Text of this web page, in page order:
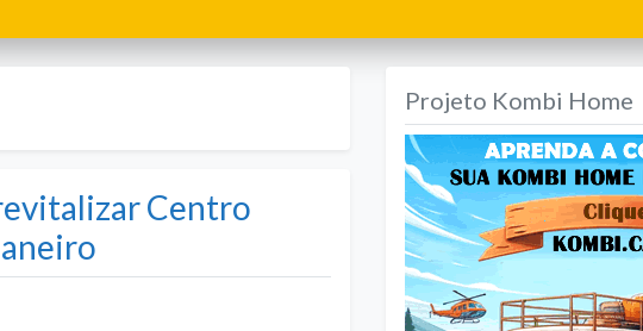
Centro
Projeto Kombi Home